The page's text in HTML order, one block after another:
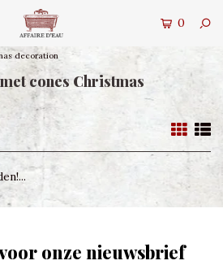
0
decoration
cones Christmas
onze nieuwsbrief